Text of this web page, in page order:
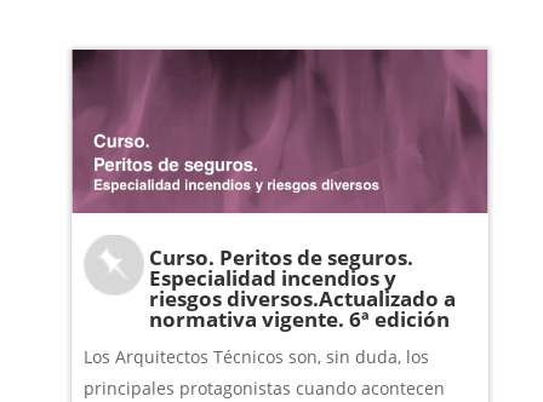
Curso. Peritos de seguros.
Especialidad incendios y
riesgos diversos.Actualizado a
normativa vigente. 6ª edición
Los Arquitectos Técnicos son, sin duda, los
principales protagonistas cuando acontecen